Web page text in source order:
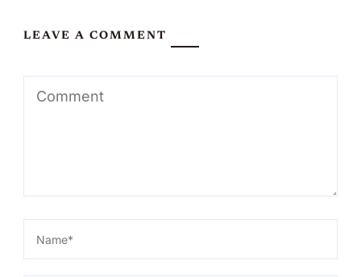
LEAVE A COMMENT